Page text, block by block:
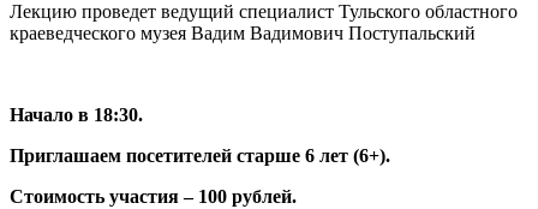
Лекцию проведет ведущий специалист Тульского областного
краеведческого музея Вадим Вадимович Поступальский
Начало в 18:30.
Приглашаем посетителей старше 6 лет (6+).
Стоимость участия – 100 рублей.